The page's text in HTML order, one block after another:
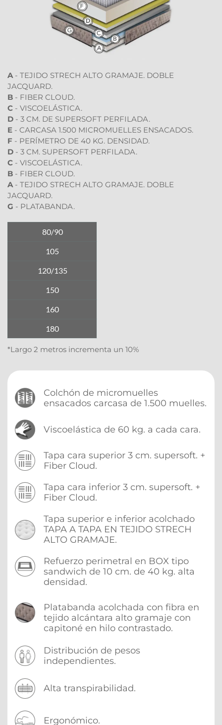
A - TEJIDO STRECH ALTO GRAMAJE. DOBLE
JACQUARD.
B - FIBER CLOUD.
C - VISCOELÁSTICA.
D - 3 CM. DE SUPERSOFT PERFILADA.
E - CARCASA 1.500 MICROMUELLES ENSACADOS.
F - PERÍMETRO DE 40 KG. DENSIDAD.
D - 3 CM. SUPERSOFT PERFILADA.
C - VISCOELÁSTICA.
B - FIBER CLOUD.
A - TEJIDO STRECH ALTO GRAMAJE. DOBLE
JACQUARD.
G - PLATABANDA.
80/90
105
120/135
150
160
180
*Largo 2 metros incrementa un 10%
Colchón de micromuelles
ensacados carcasa de 1.500 muelles.
Viscoelástica de 60 kg. a cada cara.
Tapa cara superior 3 cm. supersoft. +
Fiber Cloud.
Tapa cara inferior 3 cm. supersoft. +
Fiber Cloud.
Tapa superior e inferior acolchado
TAPA A TAPA EN TEJIDO STRECH
ALTO GRAMAJE.
Refuerzo perimetral en BOX tipo
sandwich de 10 cm. de 40 kg. alta
densidad.
Platabanda acolchada con fibra en
tejido alcántara alto gramaje con
capitoné en hilo contrastado.
Distribución de pesos
independientes.
Alta transpirabilidad.
Ergonómico.